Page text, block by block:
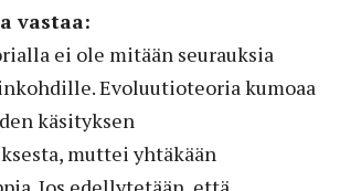
vastaa:
ei ole mitään seurauksia
Evoluutioteoria kumoaa
käsityksen
muttei yhtäkään